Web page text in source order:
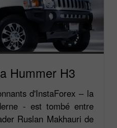
Hummer H3
d'InstaForex – la
- est tombé entre
Ruslan Makhauri de